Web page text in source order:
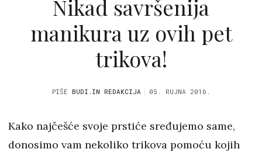
Nikad savršenija
manikura uz ovih pet
trikova!
PIŠE BUDI.IN REDAKCIJA 05. RUJNA 2016.
Kako najčešće svoje prstiće sređujemo same,
donosimo vam nekoliko trikova pomoću kojih